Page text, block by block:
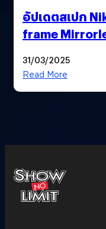
อัปเดตสเปก
frame
31/03/2025
Read More